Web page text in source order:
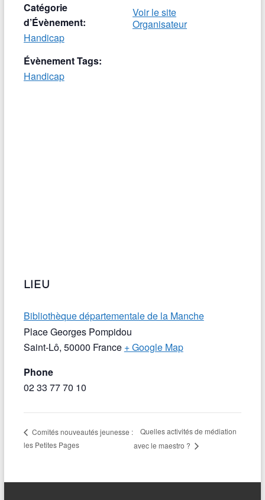
Catégorie
d’Évènement:
Handicap
Évènement Tags:
Handicap
Voir le site
Organisateur
LIEU
Bibliothèque départementale de la Manche
Place Georges Pompidou
Saint-Lô, 50000 France + Google Map
Phone
02 33 77 70 10
Comités nouveautés jeunesse :
les Petites Pages
Quelles activités de médiation
avec le maestro ?